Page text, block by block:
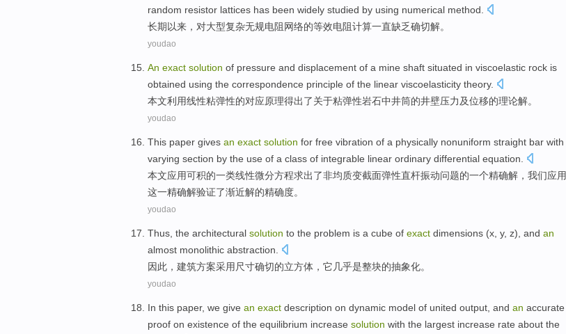
random resistor lattices has been widely studied by using numerical method.
长期以来，对大型复杂无规电阻网络的等效电阻计算一直缺乏确切解。
youdao
An exact solution of pressure and displacement of a mine shaft situated in viscoelastic rock is
obtained using the correspondence principle of the linear viscoelasticity theory.
本文利用线性粘弹性的对应原理得出了关于粘弹性岩石中井筒的井壁压力及位移的理论解。
youdao
This paper gives an exact solution for free vibration of a physically nonuniform straight bar with
varying section by the use of a class of integrable linear ordinary differential equation
本文应用可积的一类线性微分方程求出了非均质变截面弹性直杆振动问题的一个精确解 ，我们应用
这一精确解验证了渐近解的精确度。
youdao
Thus , the architectural solution to the problem is a cube of exact dimensions (x, y, z), and an
almost monolithic abstraction
因此 ， 建筑方案采用 尺寸确切的立方体 ，它 几乎是整块的抽象化。
youdao
In this paper, we give an exact description on dynamic model of united output and an accurate
proof on existence of the equilibrium increase solution with the largest increase rate about the